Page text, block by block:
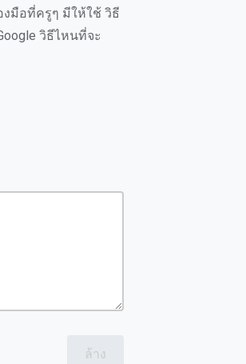
มือที่ครูๆ มีให้ใช้ วิธี
วิธีไหนที่จะ
ล้าง